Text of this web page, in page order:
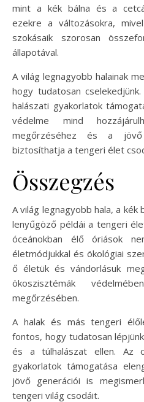
mint a kék bálna és a
ezekre a változásokra,
szokásaik szorosan
állapotával.
A világ legnagyobb halainak
hogy tudatosan
halászati gyakorlatok
védelme mind
megőrzéséhez és a
biztosíthatja a tengeri élet
Összegzés
A világ legnagyobb hala, a kék
lenyűgöző példái a tengeri
óceánokban élő óriások
életmódjukkal és ökológiai
ő életük és vándorlásuk
ökoszisztémák
megőrzésében.
A halak és más tengeri
fontos, hogy tudatosan
és a túlhalászat ellen. Az
gyakorlatok támogatása
jövő generációi is
tengeri világ csodáit.